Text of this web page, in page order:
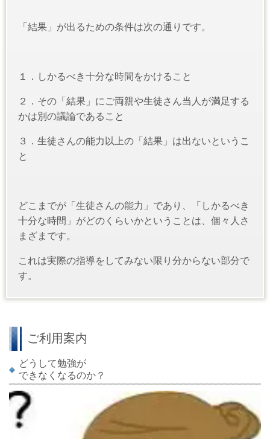
「結果」が出るための条件は次の通りです。
１．しかるべき十分な時間をかけること
２．その「結果」にご両親や生徒さん当人が満足する
かは別の議論であること
３．生徒さんの能力以上の「結果」は出ないというこ
と
どこまでが「生徒さんの能力」であり、「しかるべき
十分な時間」がどのくらいかということは、個々人さ
まざまです。
これは実際の指導をしてみない限り分からない部分で
す。
ご利用案内
どうして勉強が
できなくなるのか？